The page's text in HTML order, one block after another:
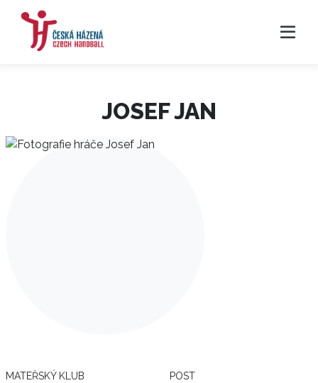
JOSEF JAN
MATEŘSKÝ KLUB POST